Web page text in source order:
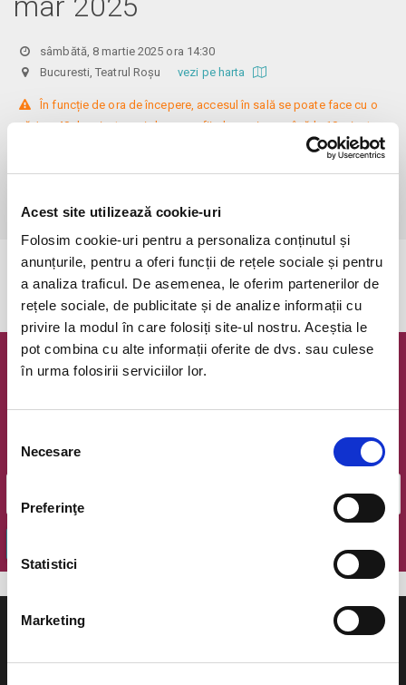
Acest site utilizează cookie-uri
Folosim cookie-uri pentru a personaliza conținutul și
anunțurile, pentru a oferi funcții de rețele sociale și pentru
a analiza traficul. De asemenea, le oferim partenerilor de
rețele sociale, de publicitate și de analize informații cu
privire la modul în care folosiți site-ul nostru. Aceștia le
pot combina cu alte informații oferite de dvs. sau culese
în urma folosirii serviciilor lor.
consimțământului
Necesare
Preferinţe
Statistici
Marketing
sâmbătă, 8 martie 2025 ora 14:30
Bucuresti, Teatrul Roșu vezi pe harta
În funcție de ora de începere, accesul în sală se poate face cu o
oră / cu 40 de minute mai devreme, fiind permis cu până la 10 minute
înainte de spectacol. Așezarea se realizează la mese de 2 (nr. limitat), 3
Informații suplimentare, la nr. de telefon 0773 825 249.
Evenimentul a expirat.
Newsletter @ Bilete.ro
Email